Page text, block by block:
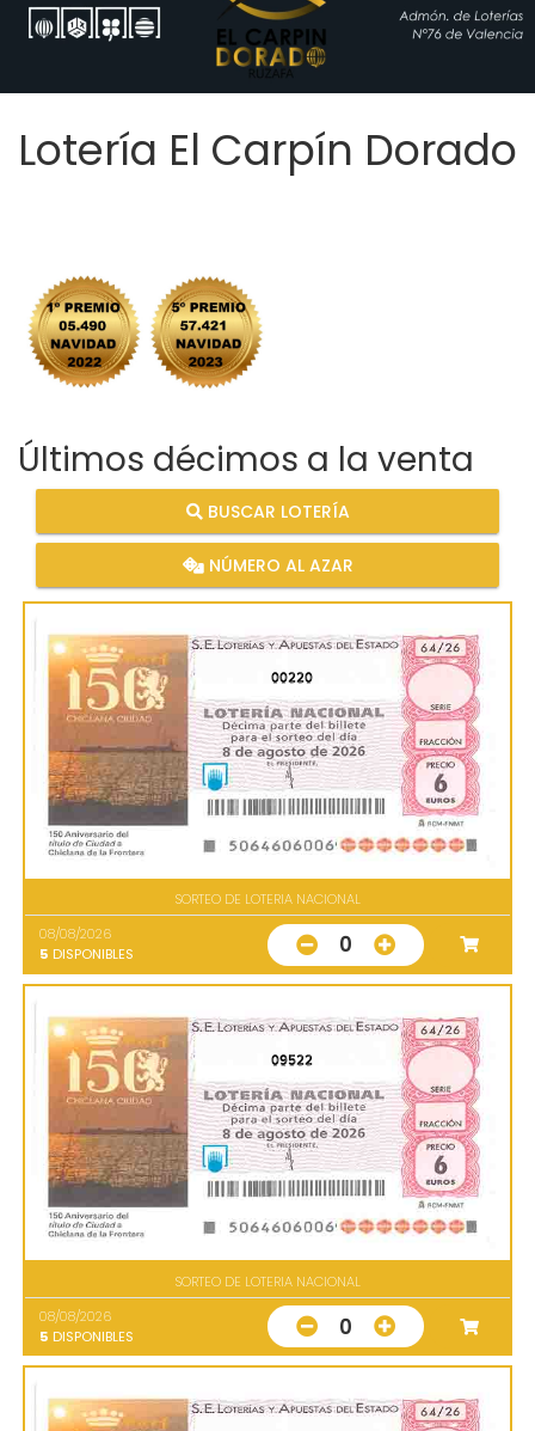
Lotería El Carpín Dorado
Últimos décimos a la venta
BUSCAR LOTERÍA
NÚMERO AL AZAR
00220
SORTEO DE LOTERIA NACIONAL
08/08/2026
5 DISPONIBLES 0
09522
SORTEO DE LOTERIA NACIONAL
08/08/2026
5 DISPONIBLES 0